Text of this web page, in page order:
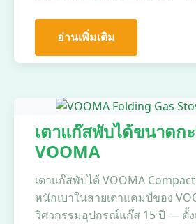
อ่านเพิ่มเติม
เตาแก๊สพับได้ขนาดก
VOOMA
เตาแก๊สพับได้ VOOMA
หนักเบาในสายเตาแคมป์ของ
วิศวกรรมอุปกรณ์แก๊ส 15 ปี — ตั้